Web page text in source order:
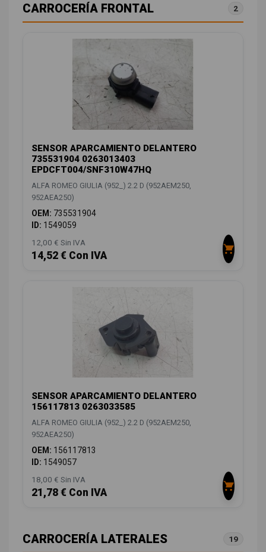
CARROCERÍA FRONTAL 2
SENSOR APARCAMIENTO DELANTERO
735531904 0263013403
EPDCFT004/SNF310W47HQ
ALFA ROMEO GIULIA (952_) 2.2 D (952AEM250,
952AEA250)
OEM: 735531904
ID: 1549059
12,00 € Sin IVA
14,52 € Con IVA
SENSOR APARCAMIENTO DELANTERO
156117813 0263033585
ALFA ROMEO GIULIA (952_) 2.2 D (952AEM250,
952AEA250)
OEM: 156117813
ID: 1549057
18,00 € Sin IVA
21,78 € Con IVA
CARROCERÍA LATERALES 19